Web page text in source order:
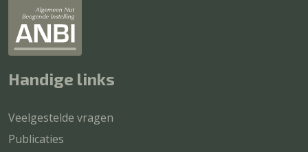
Handige links
Veelgestelde vragen
Publicaties